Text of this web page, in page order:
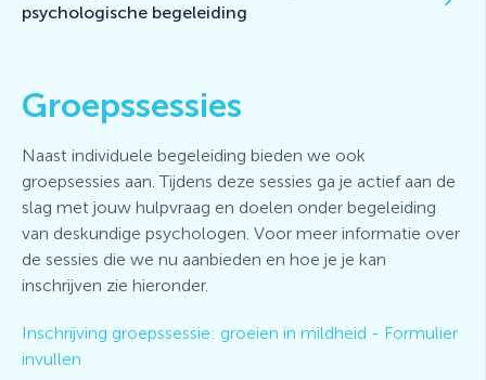
psychologische begeleiding
Groepssessies
Naast individuele begeleiding bieden we ook
groepsessies aan. Tijdens deze sessies ga je actief aan de
slag met jouw hulpvraag en doelen onder begeleiding
van deskundige psychologen. Voor meer informatie over
de sessies die we nu aanbieden en hoe je je kan
inschrijven zie hieronder.
Inschrijving groepssessie: groeien in mildheid - Formulier
invullen